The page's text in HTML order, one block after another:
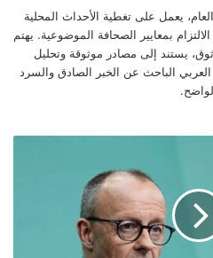
يعمل على تغطية الأحداث المحلية
بمعايير الصحافة الموضوعية. يهتم
يستند إلى مصادر موثوقة وتحليل
الباحث عن الخبر الصادق والسرد